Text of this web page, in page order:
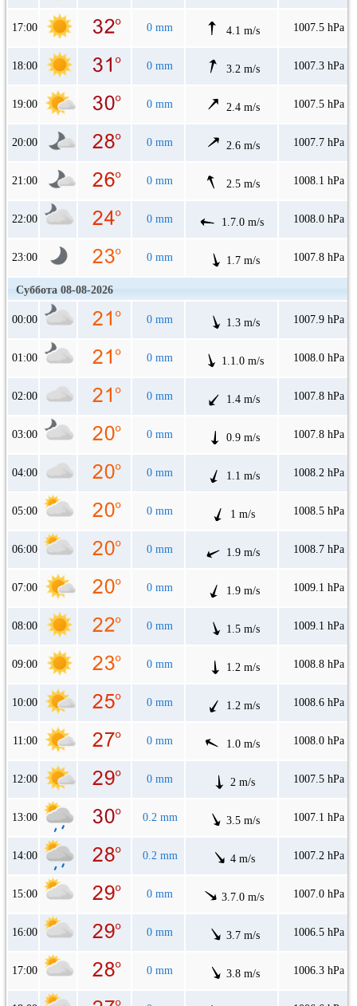
17:00 0 mm 4.1 m/s 1007.5 hPa
18:00 0 mm 3.2 m/s 1007.3 hPa
19:00 0 mm 2.4 m/s 1007.5 hPa
20:00 0 mm 2.6 m/s 1007.7 hPa
21:00 0 mm 2.5 m/s 1008.1 hPa
22:00 0 mm 1.7.0 m/s 1008.0 hPa
23:00 0 mm 1.7 m/s 1007.8 hPa
Суббота 08-08-2026
00:00 0 mm 1.3 m/s 1007.9 hPa
01:00 0 mm 1.1.0 m/s 1008.0 hPa
02:00 0 mm 1.4 m/s 1007.8 hPa
03:00 0 mm 0.9 m/s 1007.8 hPa
04:00 0 mm 1.1 m/s 1008.2 hPa
05:00 0 mm 1 m/s 1008.5 hPa
06:00 0 mm 1.9 m/s 1008.7 hPa
07:00 0 mm 1.9 m/s 1009.1 hPa
08:00 0 mm 1.5 m/s 1009.1 hPa
09:00 0 mm 1.2 m/s 1008.8 hPa
10:00 0 mm 1.2 m/s 1008.6 hPa
11:00 0 mm 1.0 m/s 1008.0 hPa
12:00 0 mm 2 m/s 1007.5 hPa
13:00 0.2 mm 3.5 m/s 1007.1 hPa
14:00 0.2 mm 4 m/s 1007.2 hPa
15:00 0 mm 3.7.0 m/s 1007.0 hPa
16:00 0 mm 3.7 m/s 1006.5 hPa
17:00 0 mm 3.8 m/s 1006.3 hPa